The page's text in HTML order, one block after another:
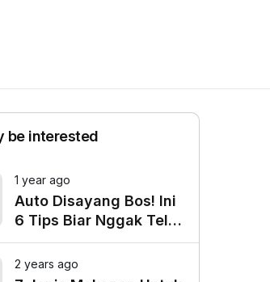
be interested
1 year ago
Auto Disayang Bos! Ini
6 Tips Biar Nggak Telat
Datang ke Kantor
2 years ago